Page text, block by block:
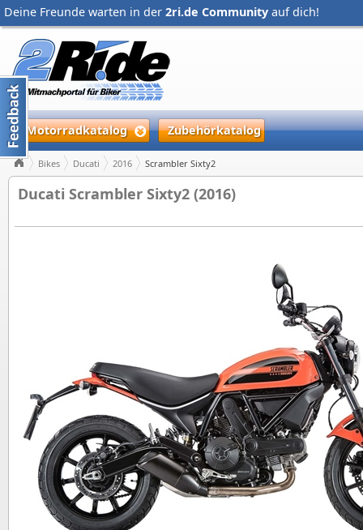
Deine Freunde warten in der 2ri.de Community auf dich!
Motorradkatalog Zubehörkatalog
Bikes Ducati 2016 Scrambler Sixty2
Ducati Scrambler Sixty2 (2016)